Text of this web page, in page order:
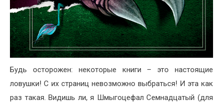
Будь осторожен: некоторые книги – это настоящие
ловушки! С их страниц невозможно выбраться! И эта как
раз такая. Видишь ли, я Шмыгоцефал Семнадцатый (для